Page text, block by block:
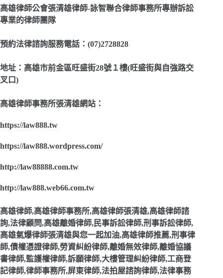
高雄律師公會張清雄律師-詠智聯合律師事務所專辦訴訟
專業的律師團隊
預約法律諮詢服務電話：(07)2728828
地址：高雄市前金區旺盛街28號１樓(旺盛街與自強路交
叉口)
高雄律師事務所張清雄網站：
https://law888.tw
https://law888.wordpress.com/
http://law88888.com.tw
http://law888.web66.com.tw
高雄律師,高雄律師事務所,高雄律師張清雄,高雄律師諮
詢,法律顧問,高雄離婚律師,民事訴訟律師,刑事訴訟律師,
高雄氣爆律師張清雄與您一起加油,高雄律師推薦,刑事律
師,債權憑證律師,勞資糾紛律師,離婚無效律師,離婚協議
書律師,監護權律師,訴願律師,大樓管理糾紛律師,工商登
記律師,律師事務所,屏東律師,法拍屋諮詢律師,法律事務